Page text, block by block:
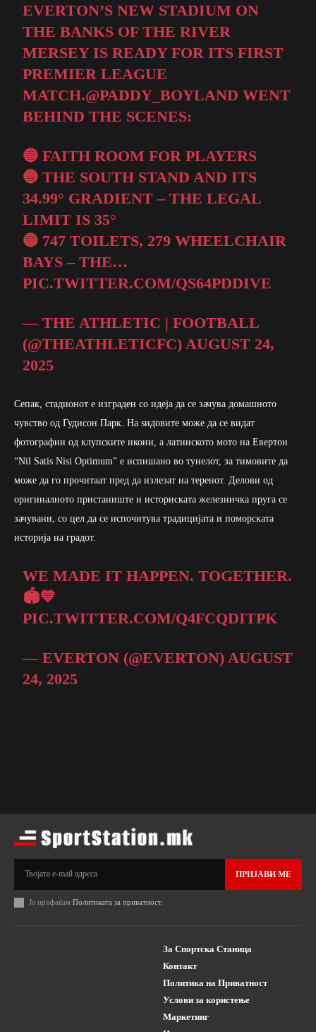
EVERTON’S NEW STADIUM ON
THE BANKS OF THE RIVER
MERSEY IS READY FOR ITS FIRST
PREMIER LEAGUE
MATCH.@PADDY_BOYLAND WENT
BEHIND THE SCENES:
🔵 FAITH ROOM FOR PLAYERS
🔵 THE SOUTH STAND AND ITS
34.99° GRADIENT – THE LEGAL
LIMIT IS 35°
🔵 747 TOILETS, 279 WHEELCHAIR
BAYS – THE…
PIC.TWITTER.COM/QS64PDDIVE
— THE ATHLETIC | FOOTBALL
(@THEATHLETICFC) AUGUST 24,
2025
Сепак, стадионот е изграден со идеја да се зачува домашното
чувство од Гудисон Парк. На ѕидовите може да се видат
фотографии од клупските икони, а латинското мото на Евертон
“Nil Satis Nisi Optimum” е испишано во тунелот, за тимовите да
може да го прочитаат пред да излезат на теренот. Делови од
оригиналното пристаниште и историската железничка пруга се
зачувани, со цел да се испочитува традицијата и поморската
историја на градот.
WE MADE IT HAPPEN. TOGETHER.
🏟️💙
PIC.TWITTER.COM/Q4FCQDITPK
— EVERTON (@EVERTON) AUGUST
24, 2025
ПРИЈАВИ МЕ
Ја прифаќам Политиката за приватност.
За Спортска Станица
Контакт
Политика на Приватност
Услови за користење
Маркетинг